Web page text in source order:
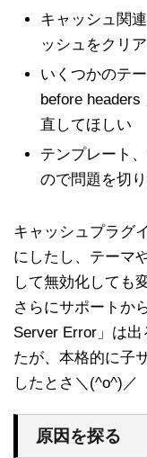
キャッシュ関
ッシュをクリ
いくつかのテ
before
直してほしい
テンプレート
ので問題を切
キャッシュプラグ
にしたし、テーマ
して無効化しても
さらにサポートか
Server Error」は
たが、本格的に子
したとさ＼(^o^)／
原因を探る